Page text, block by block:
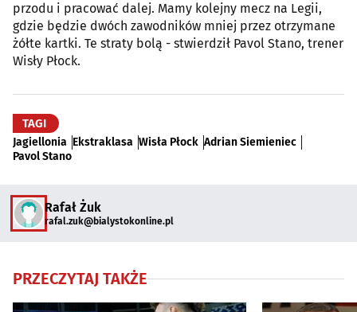
przodu i pracować dalej. Mamy kolejny mecz na Legii,
gdzie będzie dwóch zawodników mniej przez otrzymane
żółte kartki. Te straty bolą - stwierdził Pavol Stano, trener
Wisły Płock.
TAGI
Jagiellonia Ekstraklasa Wisła Płock Adrian Siemieniec
Pavol Stano
Rafał Żuk
rafal.zuk@bialystokonline.pl
PRZECZYTAJ TAKŻE